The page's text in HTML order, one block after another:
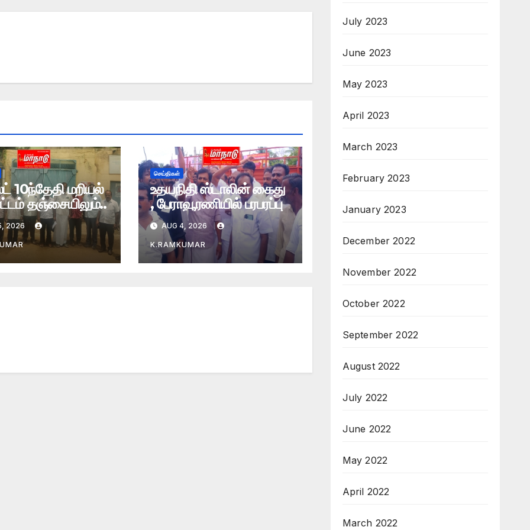
10ந்தேதி மறியல்
தஞ்சையிலும்..
2026
செய்திகள்
உதயநிதி ஸ்டாலின் கைது
, பேராவூரணியில் பரபரப்பு
AUG 4, 2026
K.RAMKUMAR
July 2023
June 2023
May 2023
April 2023
March 2023
February 2023
January 2023
December 2022
November 2022
October 2022
September 2022
August 2022
July 2022
June 2022
May 2022
April 2022
March 2022